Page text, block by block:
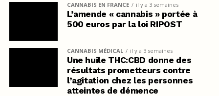
CANNABIS EN FRANCE il y a 3 semaines
L’amende « cannabis » portée à
500 euros par la loi RIPOST
CANNABIS MÉDICAL il y a 3 semaines
Une huile THC:CBD donne des
résultats prometteurs contre
l’agitation chez les personnes
atteintes de démence